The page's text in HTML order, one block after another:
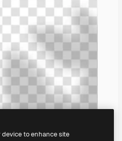
device to enhance site